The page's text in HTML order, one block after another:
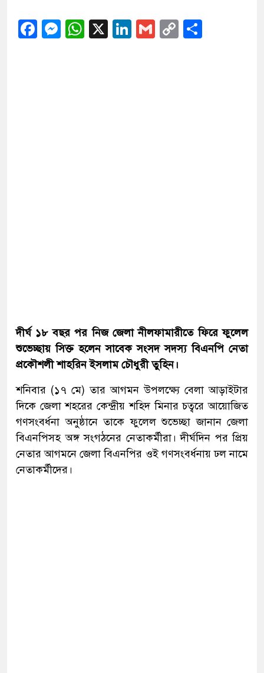
Facebook
Messenger
WhatsApp
X LinkedIn
Gmail
Copy
দীর্ঘ ১৮ বছর পর নিজ জেলা নীলফামারীতে ফিরে ফুলেল
শুভেচ্ছায় সিক্ত হলেন সাবেক সংসদ সদস্য বিএনপি নেতা
প্রকৌশলী শাহরিন ইসলাম চৌধুরী তুহিন।
শনিবার (১৭ মে) তার আগমন উপলক্ষ্যে বেলা আড়াইটার
দিকে জেলা শহরের কেন্দ্রীয় শহিদ মিনার চত্বরে আয়োজিত
গণসংবর্ধনা অনুষ্ঠানে তাকে ফুলেল শুভেচ্ছা জানান জেলা
বিএনপিসহ অঙ্গ সংগঠনের নেতাকর্মীরা। দীর্ঘদিন পর প্রিয়
নেতার আগমনে জেলা বিএনপির ওই গণসংবর্ধনায় ঢল নামে
নেতাকর্মীদের।